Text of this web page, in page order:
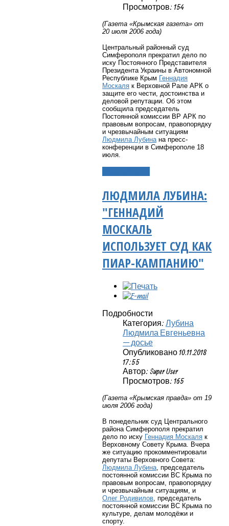
Просмотров: 154
(Газета «Крымская газета» от
20 июля 2006 года)
Центральный районный суд
Симферополя прекратил дело по
иску Постоянного Представителя
Президента Украины в Автономной
Республике Крым Геннадия
Москаля к Верховной Рале АРК о
защите его чести, достоинства и
деловой репутации. Об этом
сообщила председатель
Постоянной комиссии ВР АРК по
правовым вопросам, правопорядку
и чрезвычайным ситуациям
Людмила Лубинана пресс-
конференции в Симферополе 18
июля.
ЛЮДМИЛА ЛУБИНА:
"ГЕННАДИЙ
МОСКАЛЬ
ИСПОЛЬЗУЕТ СУД КАК
ПИАР-КАМПАНИЮ"
Подробности
Категория: Лубина
Людмила Евгеньевна
— досье
Опубликовано 10.11.2018
17:55
Автор: Super User
Просмотров: 165
(Газета «Крымская правда» от 19
июля 2006 года)
В понедельник суд Центрального
района Симферополя прекратил
дело по иску Геннадия Москаля к
Верховному Совету Крыма. Вчера
же ситуацию прокомментировали
депутаты Верховного Совета:
Людмила Лубина, председатель
постоянной комиссии ВС Крыма по
правовым вопросам, правопорядку
и чрезвычайным ситуациям, и
Олег Родивилов, председатель
постоянной комиссии ВС Крыма по
культуре, делам молодёжи и
спорту.